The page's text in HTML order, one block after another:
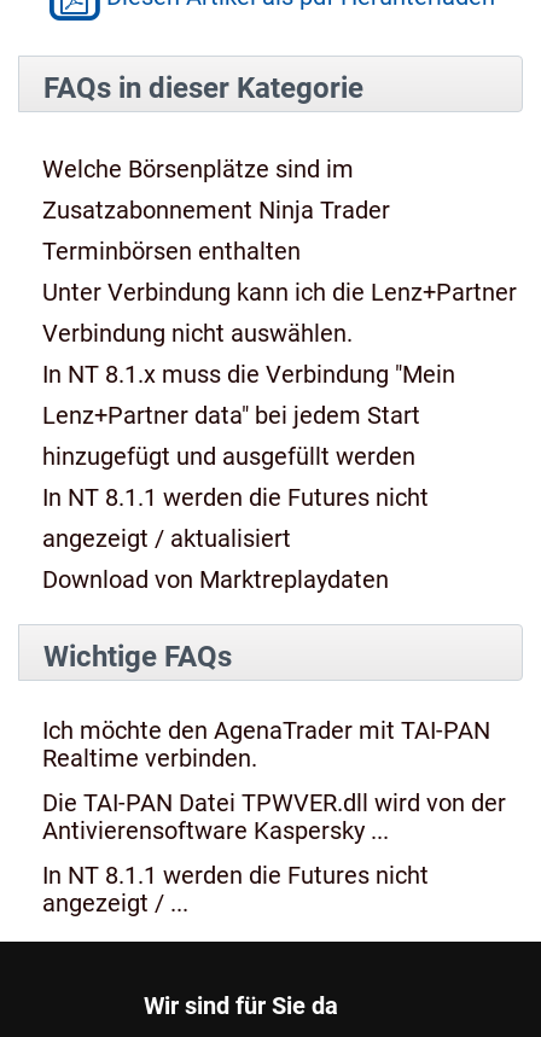
FAQs in dieser Kategorie
Welche Börsenplätze sind im
Zusatzabonnement Ninja Trader
Terminbörsen enthalten
Unter Verbindung kann ich die Lenz+Partner
Verbindung nicht auswählen.
In NT 8.1.x muss die Verbindung "Mein
Lenz+Partner data" bei jedem Start
hinzugefügt und ausgefüllt werden
In NT 8.1.1 werden die Futures nicht
angezeigt / aktualisiert
Download von Marktreplaydaten
Wichtige FAQs
Ich möchte den AgenaTrader mit TAI-PAN
Realtime verbinden.
Die TAI-PAN Datei TPWVER.dll wird von der
Antivierensoftware Kaspersky ...
In NT 8.1.1 werden die Futures nicht
angezeigt / ...
Wir sind für Sie da